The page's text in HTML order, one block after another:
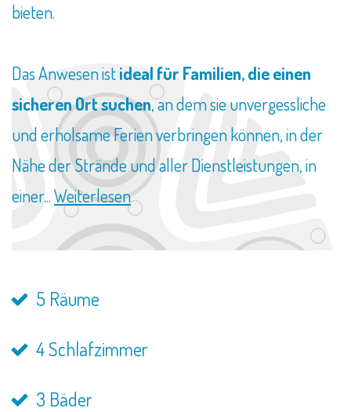
bieten.
Das Anwesen istideal für Familien, die einen
sicheren Ort suchen, an dem sie unvergessliche
und erholsame Ferien verbringen können, in der
Nähe der Strände und aller Dienstleistungen, in
einer...Weiterlesen
5 Räume
4 Schlafzimmer
3 Bäder